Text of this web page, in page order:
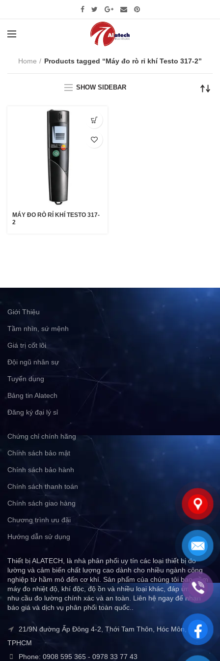
Home Products tagged “Máy đo rò rỉ khí Testo 317-2”
SHOW SIDEBAR
MÁY ĐO RÒ RỈ KHÍ TESTO 317-
2
Giới Thiệu
Tầm nhìn, sứ mệnh
Giá trị cốt lõi
Đội ngũ nhân sự
Tuyển dụng
Bảng tin Alatech
Đăng ký đại lý sỉ
Chứng chỉ chính hãng
Chính sách bảo mật
Chính sách bảo hành
Chính sách thanh toán
Chính sách giao hàng
Chương trình ưu đãi
Hướng dẫn sử dụng
Thiết bị ALATECH, là nhà phân phối uy tín các loại thiết bị đo
lường và cảm biến chất lượng cao dành cho nhiều ngành công
nghiệp từ hầm mỏ đến cơ khí. Sản phẩm của chúng tôi bao gồm
máy đo nhiệt độ, khí độc, độ ồn và nhiều loại khác, đáp ứng mọi
nhu cầu đo lường chính xác và an toàn. Liên hệ ngay để nhận
báo giá và dịch vụ phân phối toàn quốc..
21/9N đường Ấp Đông 4-2, Thới Tam Thôn, Hóc Môn,
TPHCM
Phone: 0908 595 365 - 0978 33 77 43